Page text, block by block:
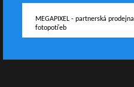
MEGAPIXEL - partnerská prodejna
fotopotřeb